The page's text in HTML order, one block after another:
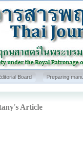
Board Preparing
Article